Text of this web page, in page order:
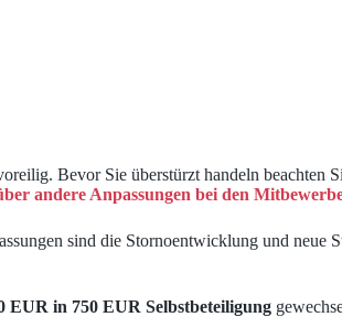
Bevor Sie überstürzt handeln beachten
andere Anpassungen bei den
sind die Stornoentwicklung und neue
EUR in 750 EUR Selbstbeteiligung